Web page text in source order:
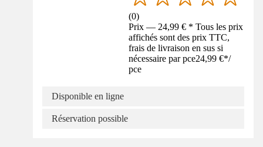
(0)
Prix — 24,99 € * Tous les prix
affichés sont des prix TTC,
frais de livraison en sus si
nécessaire par pce24,99 €*/
pce
Disponible en ligne
Réservation possible